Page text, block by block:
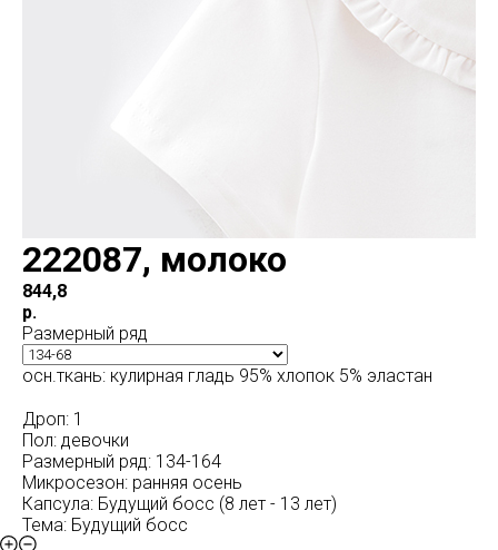
222087, молоко
844,8
р.
Размерный ряд
осн.ткань: кулирная гладь 95% хлопок 5% эластан
Дроп: 1
Пол: девочки
Размерный ряд: 134-164
Микросезон: ранняя осень
Капсула: Будущий босс (8 лет - 13 лет)
Тема: Будущий босс